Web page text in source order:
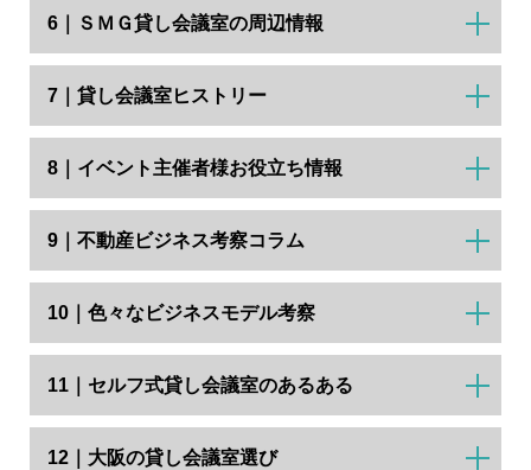
6｜ＳＭＧ貸し会議室の周辺情報
7｜貸し会議室ヒストリー
8｜イベント主催者様お役立ち情報
9｜不動産ビジネス考察コラム
10｜色々なビジネスモデル考察
11｜セルフ式貸し会議室のあるある
12｜大阪の貸し会議室選び